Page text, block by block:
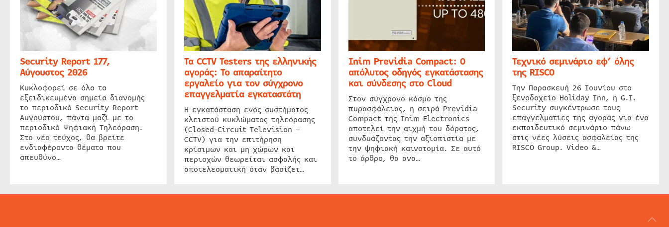
Security Report 177,
Αύγουστος 2026
Κυκλοφορεί σε όλα τα
εξειδικευμένα σημεία διανομής
το περιοδικό Security Report
Αυγούστου, πάντα μαζί με το
περιοδικό Ψηφιακή Τηλεόραση.
Στο νέο τεύχος, θα βρείτε
ενδιαφέροντα θέματα που
απευθύνο…
Τα CCTV Testers της ελληνικής
αγοράς: Το απαραίτητο
εργαλείο για τον σύγχρονο
επαγγελματία εγκαταστάτη
Η εγκατάσταση ενός συστήματος
κλειστού κυκλώματος τηλεόρασης
(Closed-Circuit Television –
CCTV) για την επιτήρηση
κρίσιμων και μη χώρων και
περιοχών θεωρείται ασφαλής και
αποτελεσματική όταν βασίζετ…
Inim Previdia Compact: Ο
απόλυτος οδηγός εγκατάστασης
και σύνδεσης στο Cloud
Στον σύγχρονο κόσμο της
πυρασφάλειας, η σειρά Previdia
Compact της Inim Electronics
αποτελεί την αιχμή του δόρατος,
συνδυάζοντας την αξιοπιστία με
την ψηφιακή καινοτομία. Σε αυτό
το άρθρο, θα ανα…
Τεχνικό σεμινάριο εφ’ όλης
της RISCO
Την Παρασκευή 26 Ιουνίου στο
ξενοδοχείο Holiday Inn, η G.I.
Security συγκέντρωσε τους
επαγγελματίες της αγοράς για ένα
εκπαιδευτικό σεμινάριο πάνω
στις νέες λύσεις ασφαλείας της
RISCO Group. Video &…